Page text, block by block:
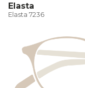
Elasta
Elasta 7236